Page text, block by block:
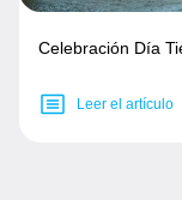
Celebración Día
Leer el artículo